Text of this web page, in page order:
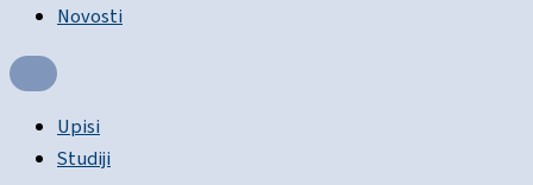
Novosti
Upisi
Studiji